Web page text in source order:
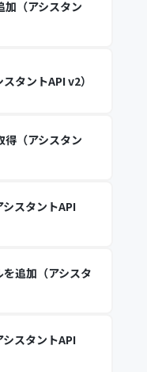
加（アシスタン
タントAPI v2）
得（アシスタン
スタントAPI
追加（アシスタ
スタントAPI